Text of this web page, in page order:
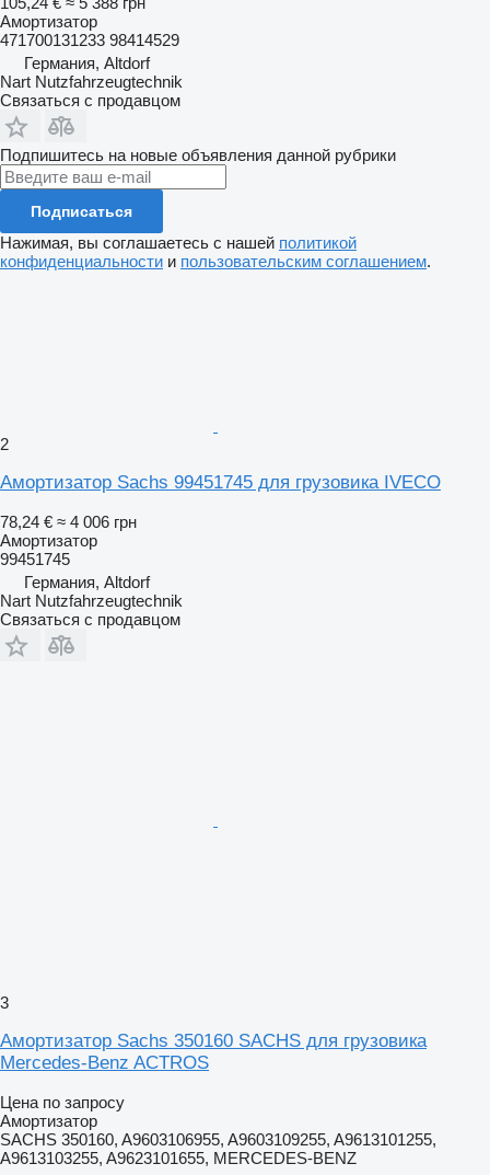
Амортизатор
471700131233 98414529
Германия, Altdorf
Nart Nutzfahrzeugtechnik
Связаться с продавцом
Подпишитесь на новые объявления данной рубрики
Подписаться
Нажимая, вы соглашаетесь с нашей политикой
конфиденциальности и пользовательским соглашением.
2
Амортизатор Sachs 99451745 для грузовика IVECO
78,24 € ≈ 4 006 грн
Амортизатор
99451745
Германия, Altdorf
Nart Nutzfahrzeugtechnik
Связаться с продавцом
3
Амортизатор Sachs 350160 SACHS для грузовика
Mercedes-Benz ACTROS
Цена по запросу
Амортизатор
SACHS 350160, A9603106955, A9603109255, A9613101255,
A9613103255, A9623101655, MERCEDES-BENZ